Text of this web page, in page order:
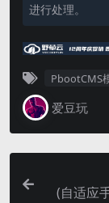
进行处理。
PbootCMS
爱豆玩
(自适应